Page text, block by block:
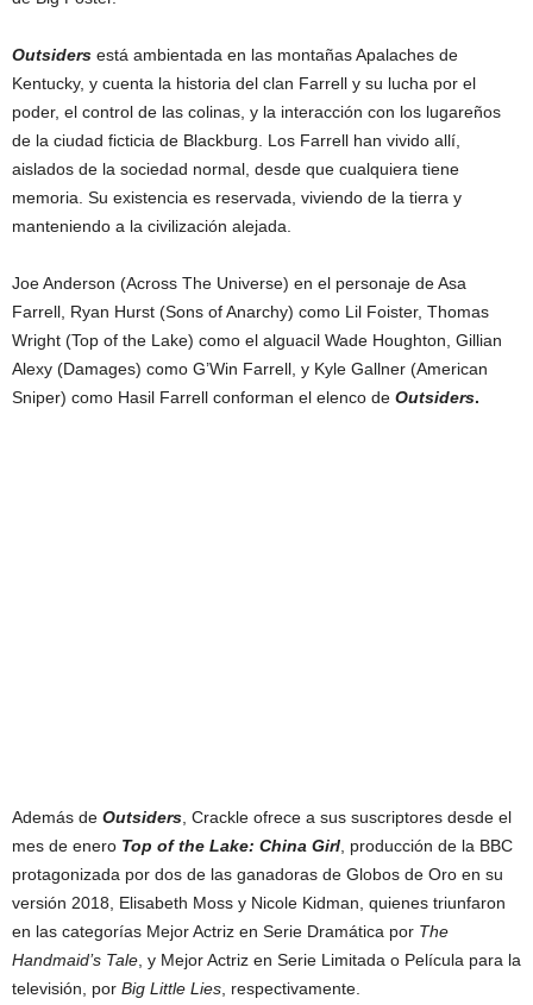
Outsiders está ambientada en las montañas Apalaches de
Kentucky, y cuenta la historia del clan Farrell y su lucha por el
poder, el control de las colinas, y la interacción con los lugareños
de la ciudad ficticia de Blackburg. Los Farrell han vivido allí,
aislados de la sociedad normal, desde que cualquiera tiene
memoria. Su existencia es reservada, viviendo de la tierra y
manteniendo a la civilización alejada.
Joe Anderson (Across The Universe) en el personaje de Asa
Farrell, Ryan Hurst (Sons of Anarchy) como Lil Foister, Thomas
Wright (Top of the Lake) como el alguacil Wade Houghton, Gillian
Alexy (Damages) como G’Win Farrell, y Kyle Gallner (American
Sniper) como Hasil Farrell conforman el elenco de Outsiders.
Además de Outsiders , Crackle ofrece a sus suscriptores desde el
mes de enero Top of the Lake: China Girl , producción de la BBC
protagonizada por dos de las ganadoras de Globos de Oro en su
versión 2018, Elisabeth Moss y Nicole Kidman, quienes triunfaron
en las categorías Mejor Actriz en Serie Dramática por The
Handmaid’s Tale , y Mejor Actriz en Serie Limitada o Película para la
televisión, por Big Little Lies , respectivamente.